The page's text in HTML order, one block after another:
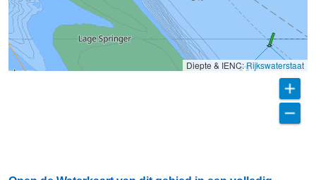
Diepte & IENC:Rijkswaterstaat